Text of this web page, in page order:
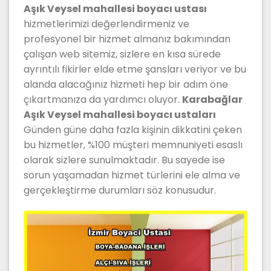
Aşık Veysel mahallesi boyacı ustası
hizmetlerimizi değerlendirmeniz ve
profesyonel bir hizmet almanız bakımından
çalışan web sitemiz, sizlere en kısa sürede
ayrıntılı fikirler elde etme şansları veriyor ve bu
alanda alacağınız hizmeti hep bir adım öne
çıkartmanıza da yardımcı oluyor. Karabağlar
Aşık Veysel mahallesi boyacı ustaları
Günden güne daha fazla kişinin dikkatini çeken
bu hizmetler, %100 müşteri memnuniyeti esaslı
olarak sizlere sunulmaktadır. Bu sayede ise
sorun yaşamadan hizmet türlerini ele alma ve
gerçekleştirme durumları söz konusudur.